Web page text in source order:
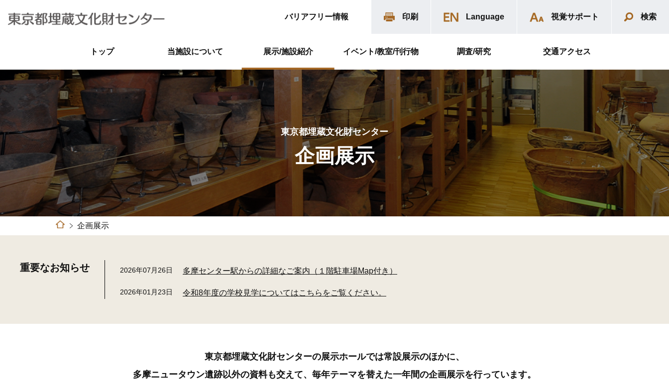
バリアフリー情報 印刷 Language 視覚サポート 検索
トップ 当施設について 展示/施設紹介 イベント/教室/刊行物 調査/研究 交通アクセス
東京都埋蔵文化財センター
企画展示
企画展示
重要なお知らせ 2026年07月26日 多摩センター駅からの詳細なご案内（１階駐車場Map付き）
2026年01月23日 令和8年度の学校見学についてはこちらをご覧ください。
東京都埋蔵文化財センターの展示ホールでは常設展示のほかに、
多摩ニュータウン遺跡以外の資料も交えて、毎年テーマを替えた一年間の企画展示を行っています。